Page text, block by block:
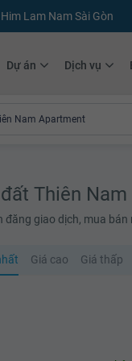
Lam Nam Sài Gòn
Dự án Dịch vụ
Thiên
đăng giao dịch, mua
Giá cao Giá thấp